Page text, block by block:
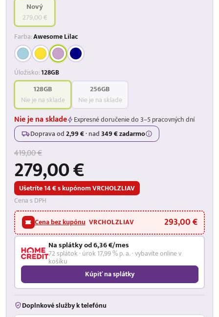
Nový
279,00 €
Farba:Awesome Lilac
Úložisko:128GB
128GB
Nie je na sklade
256GB
Nie je na sklade
Nie je na sklade
Expresné doručenie do 3–5 pracovných dní
Doprava od2,99 €·nad349 € zadarmo
419,00 €
279,00 €
Ušetríte 14 € s kupónom VRCHOLZLIAV
Cena s DPH
Cena bez kupónu VRCHOLZLIAV 293,00 €
Na splátky od 6,36 €/mes
72 splátok · úrok 17,99 % p. a. · vybavíte online v
košíku
Kúpiť na splátky
Doplnkové služby k telefónu